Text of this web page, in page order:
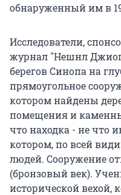
обнаруженный им в
Исследователи,
журнал "Нешнл
берегов Синопа на
прямоугольное
котором найдены
помещения и
что находка - не что
котором, по всей
людей. Сооружение
(бронзовый век).
исторической вехой,